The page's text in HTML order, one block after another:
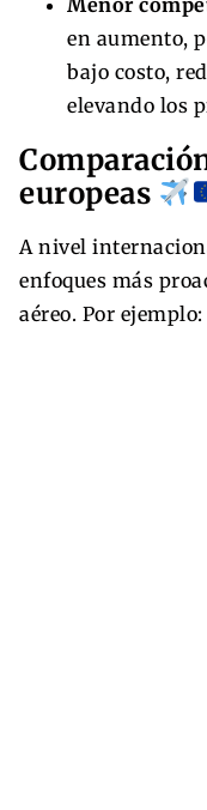
en aumento,
bajo costo,
elevando los
europeas
A nivel
enfoques más
aéreo. Por ejemplo: